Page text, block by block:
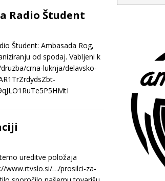
Radio Študent
Študent: Ambasada Rog,
od spodaj. Vabljeni k
crna-luknja/delavsko-
ureditve položaja
www.rtvslo.si/…/prosilci-za-